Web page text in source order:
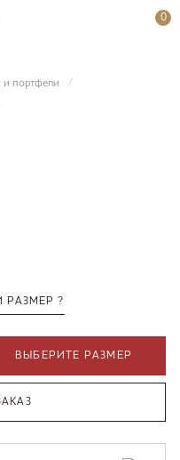
0
и портфели
?
ВЫБЕРИТЕ РАЗМЕР